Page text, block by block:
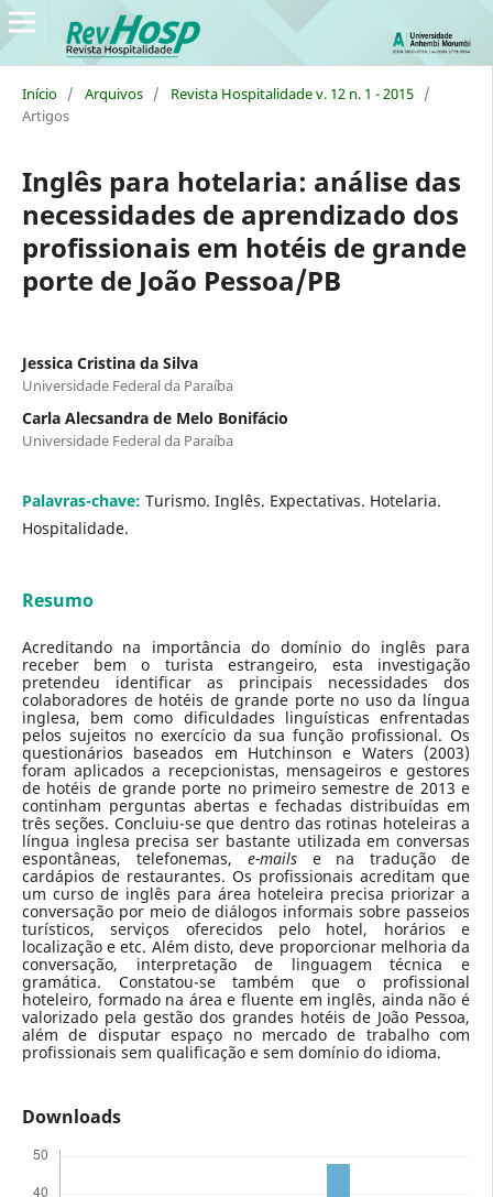
Início / Arquivos / Revista Hospitalidade v. 12 n. 1 - 2015 /
Artigos
Inglês para hotelaria: análise das
necessidades de aprendizado dos
profissionais em hotéis de grande
porte de João Pessoa/PB
Jessica Cristina da Silva
Universidade Federal da Paraíba
Carla Alecsandra de Melo Bonifácio
Universidade Federal da Paraíba
Palavras-chave: Turismo. Inglês. Expectativas. Hotelaria.
Hospitalidade.
Resumo
Acreditando na importância do domínio do inglês para
receber bem o turista estrangeiro, esta investigação
pretendeu identificar as principais necessidades dos
colaboradores de hotéis de grande porte no uso da língua
inglesa, bem como dificuldades linguísticas enfrentadas
pelos sujeitos no exercício da sua função profissional. Os
questionários baseados em Hutchinson e Waters (2003)
foram aplicados a recepcionistas, mensageiros e gestores
de hotéis de grande porte no primeiro semestre de 2013 e
continham perguntas abertas e fechadas distribuídas em
três seções. Concluiu-se que dentro das rotinas hoteleiras a
língua inglesa precisa ser bastante utilizada em conversas
espontâneas, telefonemas, e-mailse na tradução de
cardápios de restaurantes. Os profissionais acreditam que
um curso de inglês para área hoteleira precisa priorizar a
conversação por meio de diálogos informais sobre passeios
turísticos, serviços oferecidos pelo hotel, horários e
localização e etc. Além disto, deve proporcionar melhoria da
conversação, interpretação de linguagem técnica e
gramática. Constatou-se também que o profissional
hoteleiro, formado na área e fluente em inglês, ainda não é
valorizado pela gestão dos grandes hotéis de João Pessoa,
além de disputar espaço no mercado de trabalho com
profissionais sem qualificação e sem domínio do idioma.
Downloads